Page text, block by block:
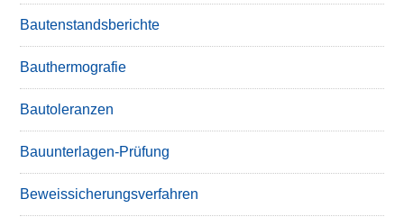
Bautenstandsberichte
Bauthermografie
Bautoleranzen
Bauunterlagen-Prüfung
Beweissicherungsverfahren